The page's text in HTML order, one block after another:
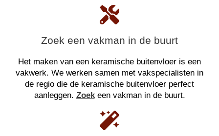
Zoek een vakman in de buurt
Het maken van een keramische buitenvloer is een
vakwerk. We werken samen met vakspecialisten in
de regio die de keramische buitenvloer perfect
aanleggen. Zoekeen vakman in de buurt.